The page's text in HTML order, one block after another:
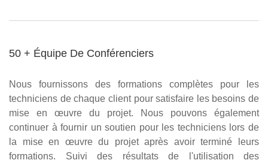
50 + Équipe De Conférenciers
Nous fournissons des formations complètes pour les
techniciens de chaque client pour satisfaire les besoins de
mise en œuvre du projet. Nous pouvons également
continuer à fournir un soutien pour les techniciens lors de
la mise en œuvre du projet après avoir terminé leurs
formations. Suivi des résultats de l'utilisation des